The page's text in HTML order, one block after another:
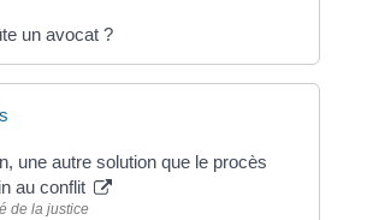
un avocat ?
une autre solution que le procès
au conflit
de la justice